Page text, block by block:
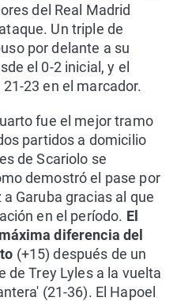
del Real Madrid
Un triple de
por delante a su
el 0-2 inicial, y el
23 en el marcador.
fue el mejor tramo
partidos a domicilio
de Scariolo se
demostró el pase por
Garuba gracias al que
en el período. El
diferencia del
(+15) después de un
de Trey Lyles a la vuelta
(21-36). El Hapoel